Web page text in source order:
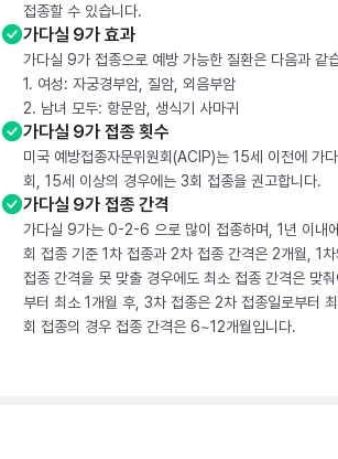
접종할 수 있습니다.
가다실 9가 효과
가다실 9가 접종으로 예방 가능한 질환은 다음과 같
1. 여성: 자궁경부암, 질암, 외음부암
2. 남녀 모두: 항문암, 생식기 사마귀
가다실 9가 접종 횟수
미국 예방접종자문위원회(ACIP)는 15세 이전에 가
회, 15세 이상의 경우에는 3회 접종을 권고합니다.
가다실 9가 접종 간격
가다실 9가는 0-2-6 으로 많이 접종하며, 1년 이내
회 접종 기준 1차 접종과 2차 접종 간격은 2개월, 1
접종 간격을 못 맞출 경우에도 최소 접종 간격은 맞
부터 최소 1개월 후, 3차 접종은 2차 접종일로부터
회 접종의 경우 접종 간격은 6~12개월입니다.